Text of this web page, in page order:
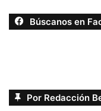
Búscanos en
Por Redacción